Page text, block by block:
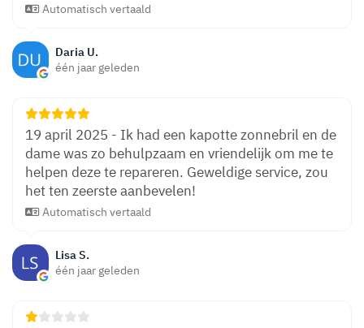
Daria U.
één jaar geleden
Automatisch vertaald
Lisa S.
één jaar geleden
19 april 2025 - Ik had een kapotte zonnebril en de
dame was zo behulpzaam en vriendelijk om me te
helpen deze te repareren. Geweldige service, zou
het ten zeerste aanbevelen!
Automatisch vertaald